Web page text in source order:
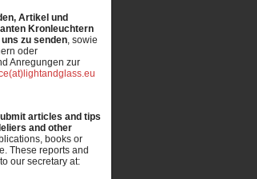
Artikel und
Kronleuchtern
zu senden, sowie
oder
Anregungen zur
articles and tips
and other
books or
These reports and
our secretary at: